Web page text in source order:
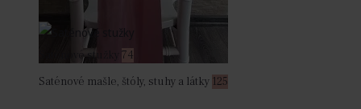
Saténové mašle, štóly, stuhy a látky 125
Saténové stužky 74